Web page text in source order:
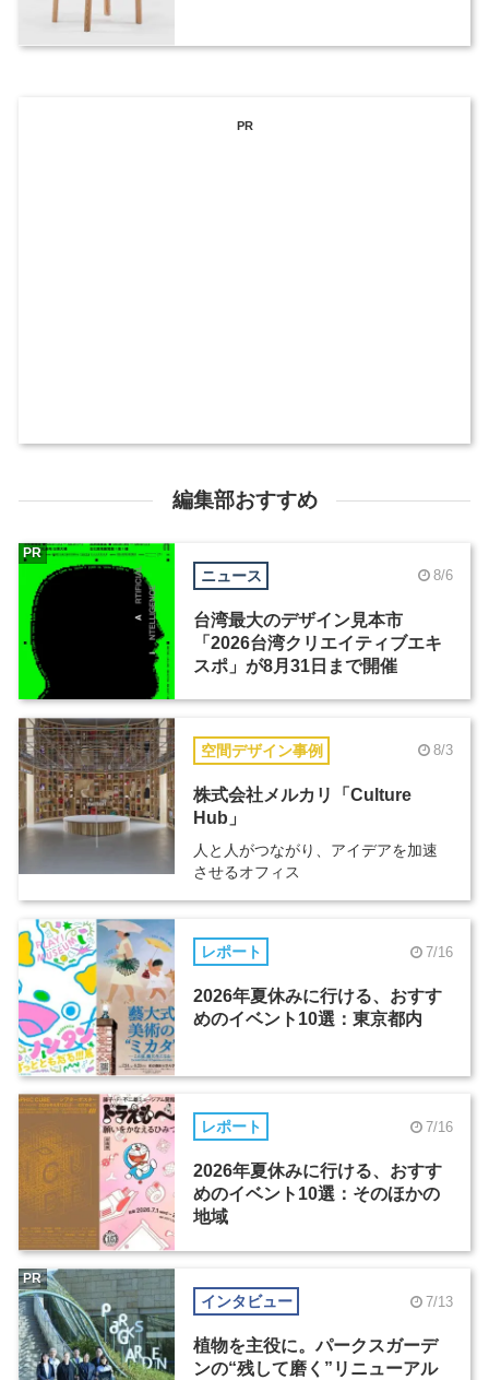
PR
編集部おすすめ
ニュース 8/6
台湾最大のデザイン見本市
「2026台湾クリエイティブエキ
スポ」が8月31日まで開催
PR
空間デザイン事例 8/3
株式会社メルカリ「Culture
Hub」
人と人がつながり、アイデアを加速
させるオフィス
レポート 7/16
2026年夏休みに行ける、おすす
めのイベント10選：東京都内
レポート 7/16
2026年夏休みに行ける、おすす
めのイベント10選：そのほかの
地域
インタビュー 7/13
植物を主役に。パークスガーデ
ンの“残して磨く”リニューアル
PR